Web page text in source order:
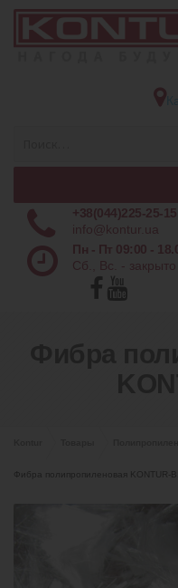
+38(044)225-25-15
info@kontur.ua
Пн - Пт 09:00 -
Сб., Вс. - закрыто
Фибра полипропиленовая KONTUR-